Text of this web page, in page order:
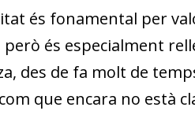
és fonamental per
és especialment
des de fa molt de
que encara no està